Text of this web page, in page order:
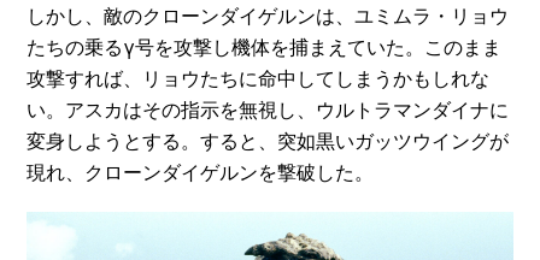
しかし、敵のクローンダイゲルンは、ユミムラ・リョウ
たちの乗るγ号を攻撃し機体を捕まえていた。このまま
攻撃すれば、リョウたちに命中してしまうかもしれな
い。アスカはその指示を無視し、ウルトラマンダイナに
変身しようとする。すると、突如黒いガッツウイングが
現れ、クローンダイゲルンを撃破した。